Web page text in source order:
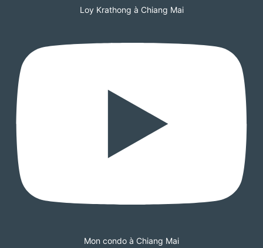
Loy Krathong à Chiang Mai
Mon condo à Chiang Mai